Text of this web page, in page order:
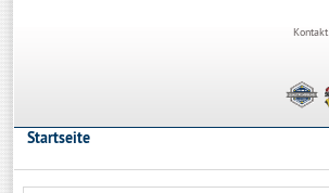
Kontakt
Startseite